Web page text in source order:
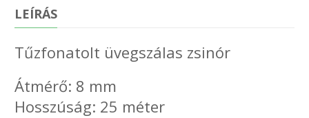
LEÍRÁS
Tűzfonatolt üvegszálas zsinór
Átmérő: 8 mm
Hosszúság: 25 méter